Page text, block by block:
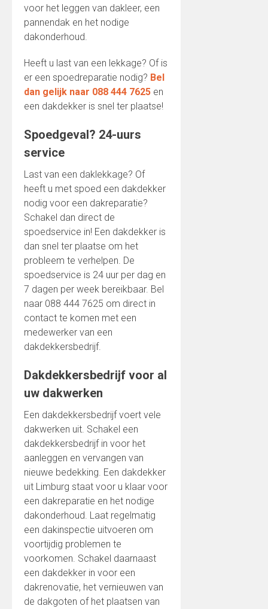
voor het leggen van dakleer, een
pannendak en het nodige
dakonderhoud.
Heeft u last van een lekkage? Of is
er een spoedreparatie nodig? Bel
dan gelijk naar 088 444 7625 en
een dakdekker is snel ter plaatse!
Spoedgeval? 24-uurs
service
Last van een daklekkage? Of
heeft u met spoed een dakdekker
nodig voor een dakreparatie?
Schakel dan direct de
spoedservice in! Een dakdekker is
dan snel ter plaatse om het
probleem te verhelpen. De
spoedservice is 24 uur per dag en
7 dagen per week bereikbaar. Bel
naar 088 444 7625 om direct in
contact te komen met een
medewerker van een
dakdekkersbedrijf.
Dakdekkersbedrijf voor al
uw dakwerken
Een dakdekkersbedrijf voert vele
dakwerken uit. Schakel een
dakdekkersbedrijf in voor het
aanleggen en vervangen van
nieuwe bedekking. Een dakdekker
uit Limburg staat voor u klaar voor
een dakreparatie en het nodige
dakonderhoud. Laat regelmatig
een dakinspectie uitvoeren om
voortijdig problemen te
voorkomen. Schakel daarnaast
een dakdekker in voor een
dakrenovatie, het vernieuwen van
de dakgoten of het plaatsen van